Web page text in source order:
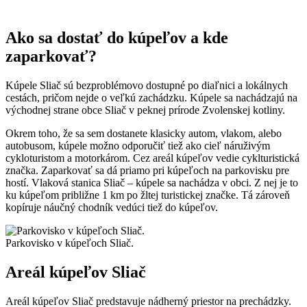
Ako sa dostať do kúpeľov a kde
zaparkovať?
Kúpele Sliač sú bezproblémovo dostupné po diaľnici a lokálnych
cestách, pričom nejde o veľkú zachádzku. Kúpele sa nachádzajú na
východnej strane obce Sliač v peknej prírode Zvolenskej kotliny.
Okrem toho, že sa sem dostanete klasicky autom, vlakom, alebo
autobusom, kúpele možno odporučiť tiež ako cieľ náruživým
cykloturistom a motorkárom. Cez areál kúpeľov vedie cyklturistická
značka. Zaparkovať sa dá priamo pri kúpeľoch na parkovisku pre
hostí. Vlaková stanica Sliač – kúpele sa nachádza v obci. Z nej je to
ku kúpeľom približne 1 km po žltej turistickej značke. Tá zároveň
kopíruje náučný chodník vedúci tiež do kúpeľov.
Parkovisko v kúpeľoch Sliač.
Areál kúpeľov Sliač
Areál kúpeľov Sliač predstavuje nádherný priestor na prechádzky.